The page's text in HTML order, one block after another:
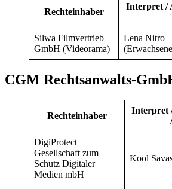
Rechteinhaber
Interpret /
Silwa Filmvertrieb
GmbH (Videorama)
Lena Nitro
CGM Rechtsanwalts-
Rechteinhaber
Interpret
DigiProtect
Gesellschaft zum
Schutz Digitaler
Medien mbH
Kool